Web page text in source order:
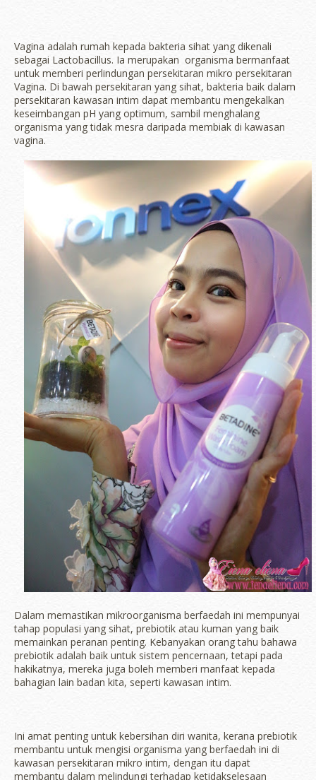
Vagina adalah rumah kepada bakteria sihat yang dikenali
sebagai Lactobacillus. Ia merupakan organisma bermanfaat
untuk memberi perlindungan persekitaran mikro persekitaran
Vagina. Di bawah persekitaran yang sihat, bakteria baik dalam
persekitaran kawasan intim dapat membantu mengekalkan
keseimbangan pH yang optimum, sambil menghalang
organisma yang tidak mesra daripada membiak di kawasan
vagina.
Dalam memastikan mikroorganisma berfaedah ini mempunyai
tahap populasi yang sihat, prebiotik atau kuman yang baik
memainkan peranan penting. Kebanyakan orang tahu bahawa
prebiotik adalah baik untuk sistem pencernaan, tetapi pada
hakikatnya, mereka juga boleh memberi manfaat kepada
bahagian lain badan kita, seperti kawasan intim.
Ini amat penting untuk kebersihan diri wanita, kerana prebiotik
membantu untuk mengisi organisma yang berfaedah ini di
kawasan persekitaran mikro intim, dengan itu dapat
membantu dalam melindungi terhadap ketidakselesaan